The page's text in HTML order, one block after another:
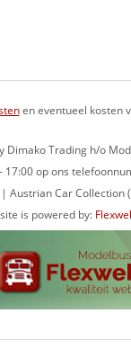
en eventueel kosten
Dimako Trading h/o
op ons
Car
is powered by: